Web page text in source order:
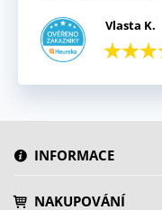
Vlasta K.
INFORMACE
NAKUPOVÁNÍ